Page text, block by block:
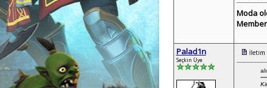
Moda
Palad1n
Seçkin Üye